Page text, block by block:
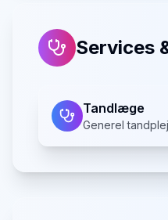
Services
Tandlæge
Generel